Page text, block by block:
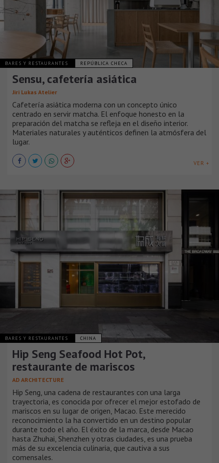
BARES Y RESTAURANTES REPÚBLICA CHECA
Sensu, cafetería asiática
Jiri Lukas Atelier
Cafetería asiática moderna con un concepto único
centrado en servir matcha. El enfoque honesto en la
preparación del matcha se refleja en el diseño interior.
Materiales naturales y auténticos definen la atmósfera del
lugar.
VER +
BARES Y RESTAURANTES CHINA
Hip Seng Seafood Hot Pot,
restaurante de mariscos
AD ARCHITECTURE
Hip Seng, una cadena de restaurantes con una larga
trayectoria, es conocida por ofrecer el mejor estofado de
mariscos en su lugar de origen, Macao. Este merecido
reconocimiento la ha convertido en un destino popular
durante todo el año. El éxito de la marca, desde Macao
hasta Zhuhai, Shenzhen y otras ciudades, es una prueba
más de su excelencia culinaria, que cautiva a sus
comensales.